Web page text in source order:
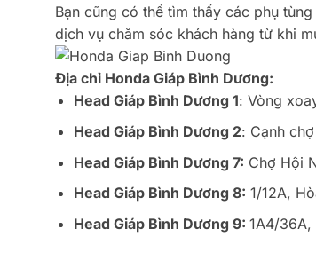
Bạn cũng có thể tìm thấy các phụ
dịch vụ chăm sóc khách hàng từ khi
Địa chỉ Honda Giáp Bình Dương:
Head Giáp Bình Dương 1: Vòng
Head Giáp Bình Dương 2: Cạnh
Head Giáp Bình Dương 7: Chợ Hội
Head Giáp Bình Dương 8: 1/12A,
Head Giáp Bình Dương 9: 1A4/36A,